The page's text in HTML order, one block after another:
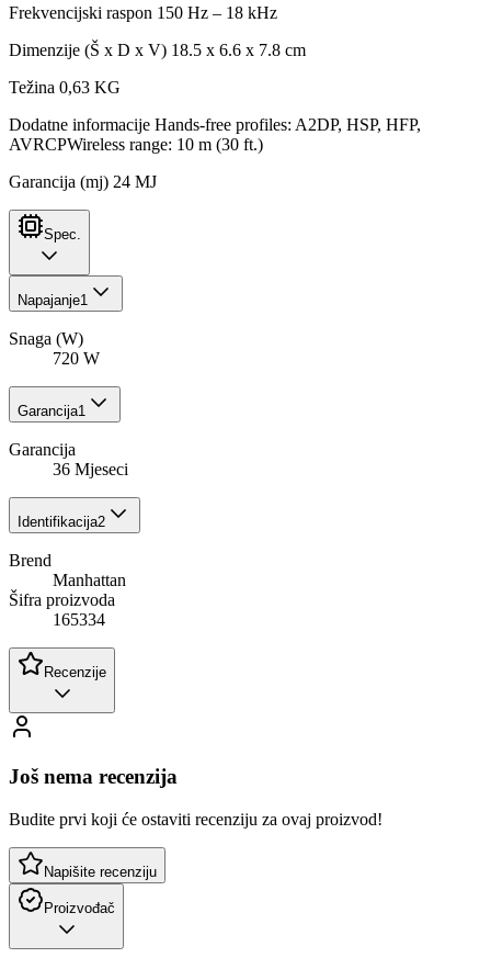
Frekvencijski raspon 150 Hz – 18 kHz
Dimenzije (Š x D x V) 18.5 x 6.6 x 7.8 cm
Težina 0,63 KG
Dodatne informacije Hands-free profiles: A2DP, HSP, HFP,
AVRCPWireless range: 10 m (30 ft.)
Garancija (mj) 24 MJ
Spec.
Napajanje1
Snaga (W)
720 W
Garancija1
Garancija
36 Mjeseci
Identifikacija2
Brend
Manhattan
Šifra proizvoda
165334
Recenzije
Još nema recenzija
Budite prvi koji će ostaviti recenziju za ovaj proizvod!
Napišite recenziju
Proizvođač